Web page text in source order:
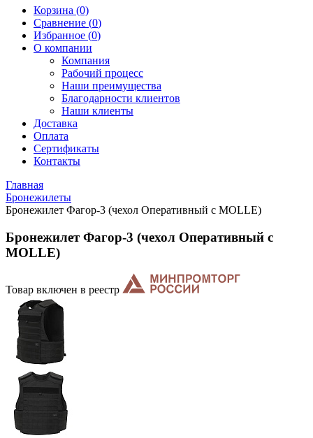
Корзина (0)
Сравнение (0)
Избранное (0)
О компании
Компания
Рабочий процесс
Наши преимущества
Благодарности клиентов
Наши клиенты
Доставка
Оплата
Сертификаты
Контакты
Главная
Бронежилеты
Бронежилет Фагор-3 (чехол Оперативный с MOLLE)
Бронежилет Фагор-3 (чехол Оперативный с
MOLLE)
Товар включен в реестр